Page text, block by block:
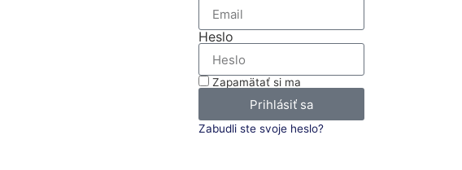
Heslo
Zapamätať si ma
Prihlásiť sa
Zabudli ste svoje heslo?